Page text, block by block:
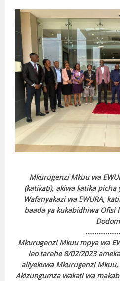
Mkurugenzi Mkuu wa
(katikati), akiwa katika picha
Wafanyakazi wa EWURA,
baada ya kukabidhiwa Ofisi
Mkurugenzi Mkuu mpya wa
leo tarehe 8/02/2023
aliyekuwa Mkurugenzi
Akizungumza wakati wa